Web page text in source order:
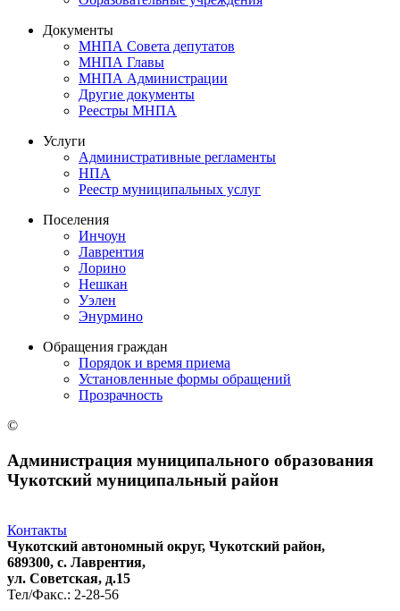
Документы
МНПА Совета депутатов
МНПА Главы
МНПА Администрации
Другие документы
Реестры МНПА
Услуги
Административные регламенты
НПА
Реестр муниципальных услуг
Поселения
Инчоун
Лаврентия
Лорино
Нешкан
Уэлен
Энурмино
Обращения граждан
Порядок и время приема
Установленные формы обращений
Прозрачность
©
Администрация муниципального образования
Чукотский муниципальный район
Контакты
Чукотский автономный округ, Чукотский район,
689300, с. Лаврентия,
ул. Советская, д.15
Тел/Факс.: 2-28-56